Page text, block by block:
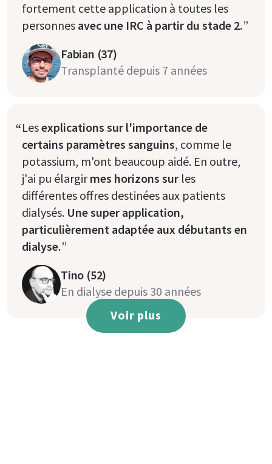
fortement cette application à toutes les
personnes avec une IRC à partir du stade 2.”
Fabian (37)
Transplanté depuis 7 années
“Lesexplications sur l'importance de
certains paramètres sanguins, comme le
potassium, m'ont beaucoup aidé. En outre,
j'ai pu élargirmes horizons sur les
différentes offres destinées aux patients
dialysés. Une super application,
particulièrement adaptée aux débutants en
dialyse.”
Tino (52)
En dialyse depuis 30 années
Voir plus